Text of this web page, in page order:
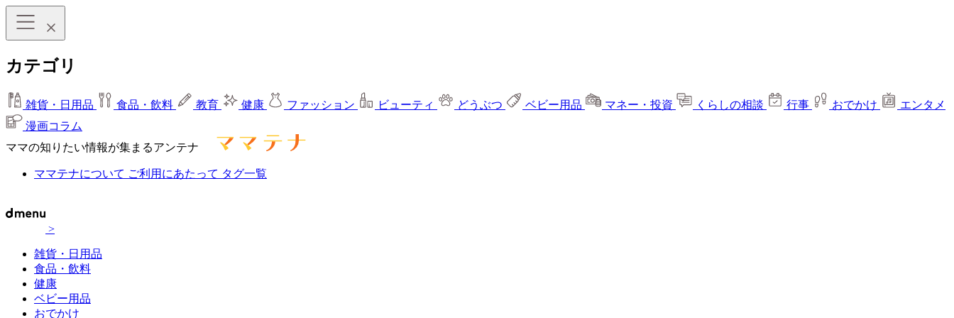
カテゴリ
雑貨・日用品 食品・飲料 教育 健康 ファッション ビューティ どうぶつ ベビー用品 マネー・投資 くらしの相談 行事 おでかけ
エンタメ
漫画コラム
ママの知りたい情報が集まるアンテナ
ママテナについて ご利用にあたって タグ一覧
>
雑貨・日用品
食品・飲料
健康
ベビー用品
おでかけ